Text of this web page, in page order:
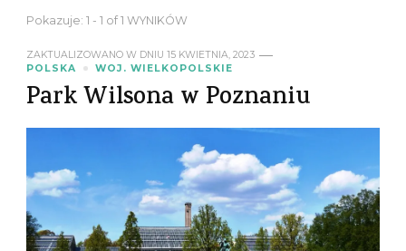
Pokazuje: 1 - 1 of 1 WYNIKÓW
ZAKTUALIZOWANO W DNIU 15 KWIETNIA, 2023
POLSKA
WOJ. WIELKOPOLSKIE
Park Wilsona w Poznaniu